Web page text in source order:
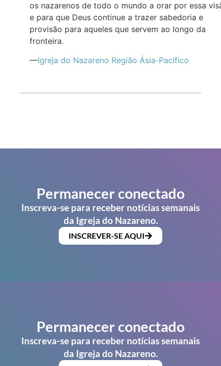
os nazarenos de todo o mundo a orar por essa
e para que Deus continue a trazer sabedoria e
provisão para aqueles que servem ao longo da
fronteira.
—Igreja do Nazareno Região Ásia-Pacífico
Permanecer conectado
Inscreva-se para receber notícias semanais
da Igreja do Nazareno.
INSCREVER-SE AQUI
Permanecer conectado
Inscreva-se para receber notícias semanais
da Igreja do Nazareno.